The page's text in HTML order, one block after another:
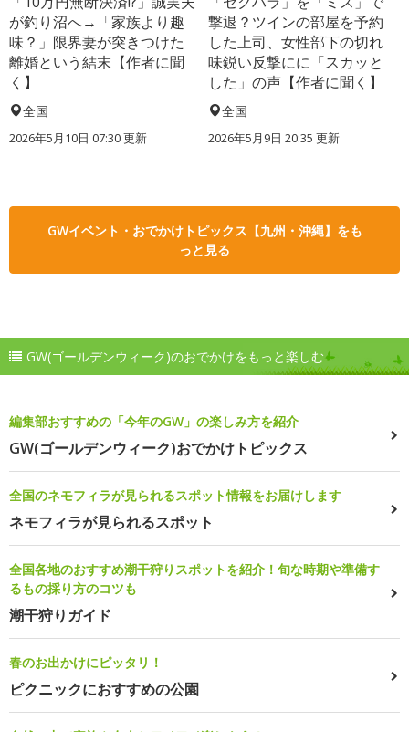
が釣り沼へ→「家族より趣
味？」限界妻が突きつけた
離婚という結末【作者に聞
く】
全国
2026年5月10日 07:30 更新
撃退？ツインの部屋を予約
した上司、女性部下の切れ
味鋭い反撃にに「スカッと
した」の声【作者に聞く】
全国
2026年5月9日 20:35 更新
GWイベント・おでかけトピックス【九州・沖縄】をも
っと見る
GW(ゴールデンウィーク)のおでかけをもっと楽しむ
編集部おすすめの「今年のGW」の楽しみ方を紹介
GW(ゴールデンウィーク)おでかけトピックス
全国のネモフィラが見られるスポット情報をお届けします
ネモフィラが見られるスポット
全国各地のおすすめ潮干狩りスポットを紹介！旬な時期や準備す
るもの採り方のコツも
潮干狩りガイド
春のお出かけにピッタリ！
ピクニックにおすすめの公園